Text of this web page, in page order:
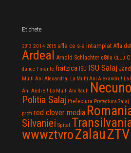
Etichete
2013 2014 2015 afla ce s-a intamplat Afla
Ardeal Arnold Schlachter c8ilu CLUJ
dance Finante fratzica ISU ISU Salaj
Multi Ani Alexandra! La Multi Ani Alexandru! La
Ani Andrei! La Multi Ani Raul!
Politia Salaj Prefectura Prefectura Salaj
profi red clover media
Silvaniei Spital
wwwztvroZalauZTV